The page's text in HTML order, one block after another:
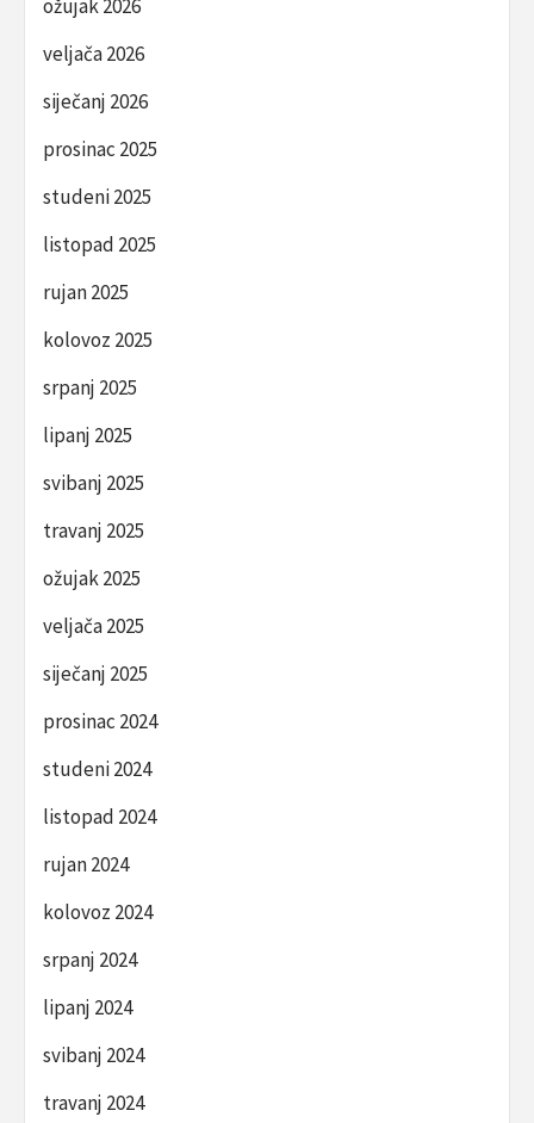
ožujak 2026
veljača 2026
siječanj 2026
prosinac 2025
studeni 2025
listopad 2025
rujan 2025
kolovoz 2025
srpanj 2025
lipanj 2025
svibanj 2025
travanj 2025
ožujak 2025
veljača 2025
siječanj 2025
prosinac 2024
studeni 2024
listopad 2024
rujan 2024
kolovoz 2024
srpanj 2024
lipanj 2024
svibanj 2024
travanj 2024